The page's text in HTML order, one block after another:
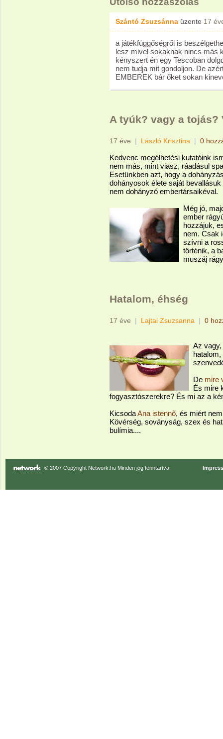
Szántó Zsuzsánna üzente 17
a játékfüggőségről is
lesz mivel sokaknak nincs más
kényszert én egy Tescoban
nem tudja mit gondoljon. De
EMBEREK bár őket sokan
A tyúk? vagy a tojás?
17 éve | László Krisztina | 0
Kedvenc megélhetési kutatóink
nem más, mint viasz, ráadásul
Esetünkben azt, hogy a
dohányosok élete saját
nem dohányzó embertársaikéval.
Még jó,
ember
hozzájuk,
nem. Csak
szívni a
történik, a
muszáj
Hatalom, éhség
17 éve | Lajtai Zsuzsanna | 0
Az
De mire
És mire
fogyasztószerekre? És mi az a
KicsodaAna istennő, és miért
Kövérség, soványság, szex és
bulímia....
© 2007 Copyright Network.hu Minden jog fenntartva.